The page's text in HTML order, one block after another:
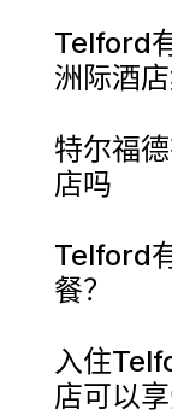
Telford
洲际酒
特尔福
店吗
Telford
餐？
入住
店可以